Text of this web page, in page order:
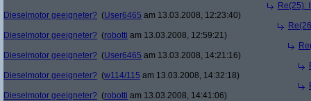
Re(25):
Dieselmotor geeigneter? (User6465 am 13.03.2008, 12:23:40)
Dieselmotor geeigneter? (robotti am 13.03.2008, 12:59:21)
Dieselmotor geeigneter? (User6465 am 13.03.2008, 14:21:16)
Dieselmotor geeigneter? (w114/115 am 13.03.2008, 14:32:18)
Dieselmotor geeigneter? (robotti am 13.03.2008, 14:41:06)